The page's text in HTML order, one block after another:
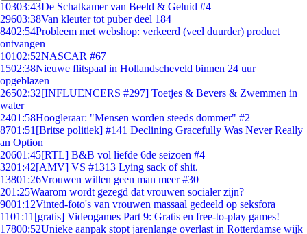
10303:43De Schatkamer van Beeld & Geluid #4
29603:38Van kleuter tot puber deel 184
8402:54Probleem met webshop: verkeerd (veel duurder) product
ontvangen
10102:52NASCAR #67
1502:38Nieuwe flitspaal in Hollandscheveld binnen 24 uur
opgeblazen
26502:32[INFLUENCERS #297] Toetjes & Bevers & Zwemmen in
water
2401:58Hoogleraar: "Mensen worden steeds dommer" #2
8701:51 [Britse politiek] #141 Declining Gracefully Was Never Really
an Option
20601:45[RTL] B&B vol liefde 6de seizoen #4
3201:42[AMV] VS #1313 Lying sack of shit.
13801:26Vrouwen willen geen man meer #30
201:25Waarom wordt gezegd dat vrouwen socialer zijn?
9001:12Vinted-foto's van vrouwen massaal gedeeld op seksfora
1101:11 [gratis] Videogames Part 9: Gratis en free-to-play games!
17800:52Unieke aanpak stopt jarenlange overlast in Rotterdamse wijk